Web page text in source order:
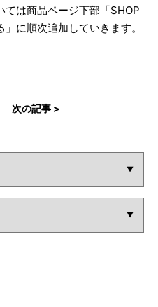
ては商品ページ下部「SHOP
に順次追加していきます。
次の記事 >